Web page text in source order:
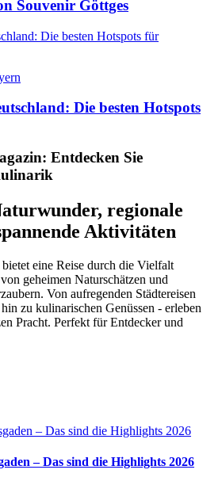
Souvenir Göttges
Die besten Hotspots
Entdecken Sie
regionale
Aktivitäten
eine Reise durch die Vielfalt
geheimen Naturschätzen und
Von aufregenden Städtereisen
zu kulinarischen Genüssen - erleben
Pracht. Perfekt für Entdecker und
– Das sind die Highlights 2026